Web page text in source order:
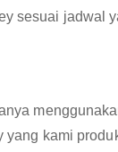
sesuai jadwal
yang kami